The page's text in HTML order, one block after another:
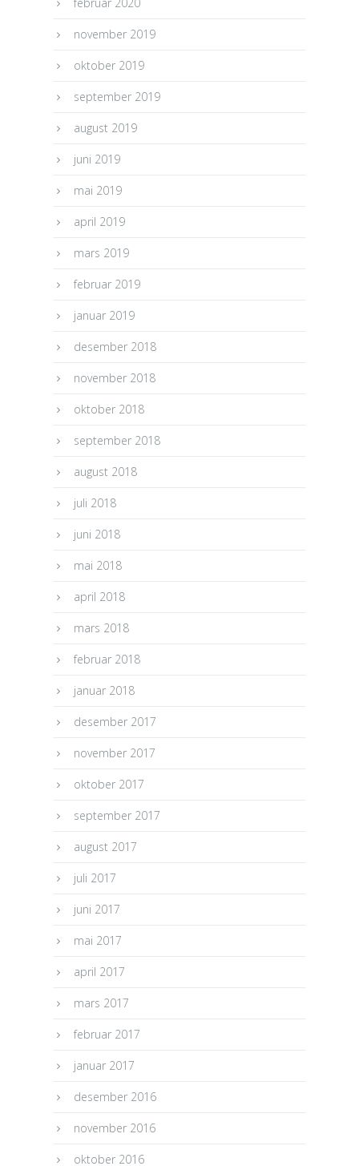
november 2019
oktober 2019
september 2019
august 2019
juni 2019
mai 2019
april 2019
mars 2019
februar 2019
januar 2019
desember 2018
november 2018
oktober 2018
september 2018
august 2018
juli 2018
juni 2018
mai 2018
april 2018
mars 2018
februar 2018
januar 2018
desember 2017
november 2017
oktober 2017
september 2017
august 2017
juli 2017
juni 2017
mai 2017
april 2017
mars 2017
februar 2017
januar 2017
desember 2016
november 2016
oktober 2016